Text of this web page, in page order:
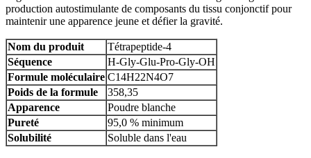
production autostimulante de composants du tissu conjonctif pour
maintenir une apparence jeune et défier la gravité.
Nom du produit
Tétrapeptide-4
Séquence
H-Gly-Glu-Pro-Gly-OH
Formule moléculaire C14H22N4O7
Poids de la formule
358,35
Apparence
Poudre blanche
Pureté
95,0 % minimum
Solubilité
Soluble dans l'eau